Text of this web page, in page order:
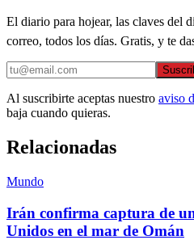
El diario para hojear, las claves del
correo, todos los días. Gratis, y te
Al suscribirte aceptas nuestro aviso
baja cuando quieras.
Relacionadas
Mundo
Irán confirma captura de
Unidos en el mar de Omán